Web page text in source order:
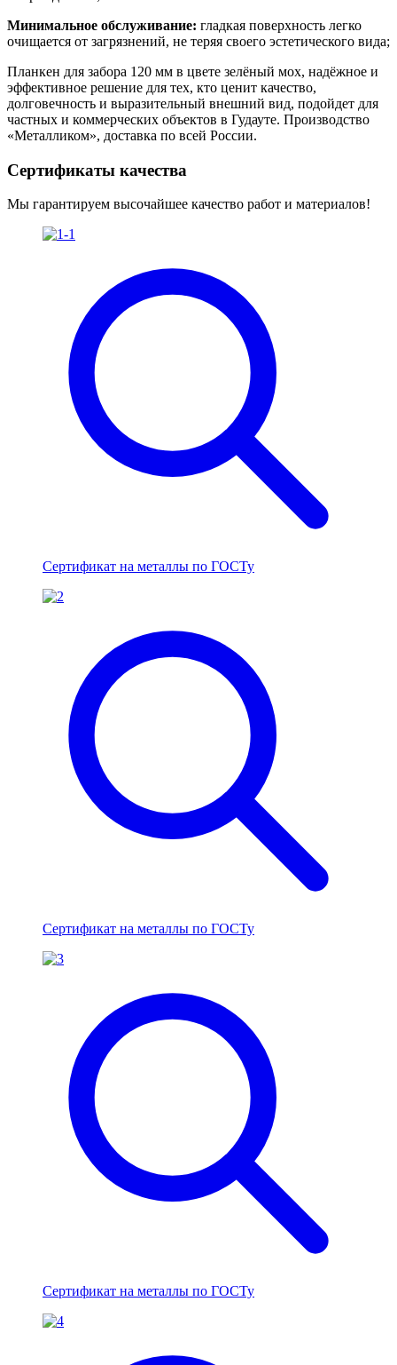
Минимальное обслуживание: гладкая поверхность легко
очищается от загрязнений, не теряя своего эстетического вида;
Планкен для забора 120 мм в цвете зелёный мох, надёжное и
эффективное решение для тех, кто ценит качество,
долговечность и выразительный внешний вид, подойдет для
частных и коммерческих объектов в Гудауте. Производство
«Металликом», доставка по всей России.
Сертификаты качества
Мы гарантируем высочайшее качество работ и материалов!
Сертификат на металлы по ГОСТу
Сертификат на металлы по ГОСТу
Сертификат на металлы по ГОСТу